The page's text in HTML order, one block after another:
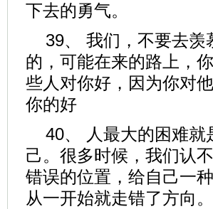
下去的勇气。
39、 我们，不要去
的，可能在来的路上，
些人对你好，因为你对
你的好
40、 人最大的困难
己。很多时候，我们认
错误的位置，给自己一
从一开始就走错了方向。